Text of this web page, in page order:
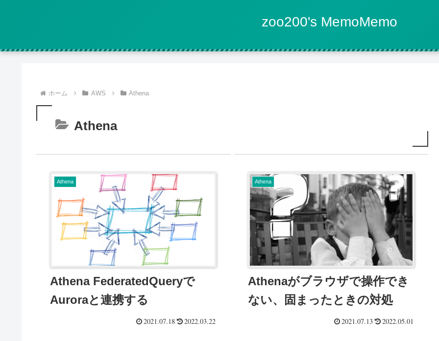
zoo200's MemoMemo
ホーム AWS Athena
Athena
Athena
Athena FederatedQueryで
Auroraと連携する
2021.07.18 2022.03.22
Athena
Athenaがブラウザで操作でき
ない、固まったときの対処
2021.07.13 2022.05.01